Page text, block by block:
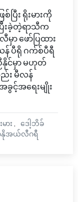
ြီး ရိုးမားကို
ြီးခဲ့တဲ့ရာသီက
ာ ဖော်ပြထား
ပီရို ဂက်စ်ပီရီ
င်မှာ မဟုတ်
း မီလန်
င့်အရေးမျိုး
မား
ဒေါ့ဘိခ်
အယ်လီဂရီ